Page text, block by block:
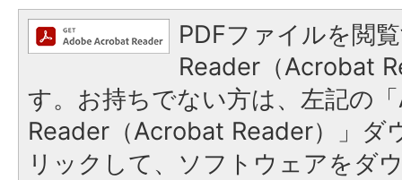
PDFファイルを閲
Reader（Acrobat
す。お持ちでない方は、左記の
Reader（Acrobat Reader）」ダ
リックして、ソフトウェアをダ